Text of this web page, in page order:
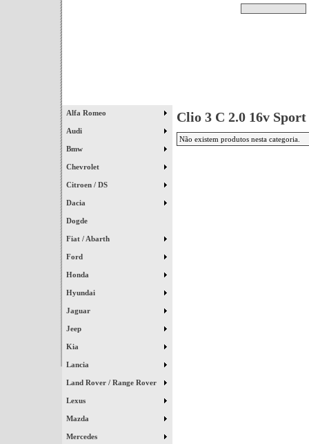
Alfa Romeo
Audi
Bmw
Chevrolet
Citroen / DS
Dacia
Dogde
Fiat / Abarth
Ford
Honda
Hyundai
Jaguar
Jeep
Kia
Lancia
Land Rover / Range Rover
Lexus
Mazda
Mercedes
Clio 3 C 2.0 16v Sport
Não existem produtos nesta categoria.